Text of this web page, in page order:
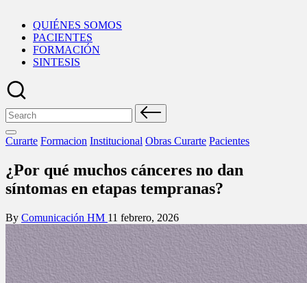
QUIÉNES SOMOS
PACIENTES
FORMACIÓN
SINTESIS
Search
for:
Posted
Curarte Formacion Institucional Obras Curarte Pacientes
¿Por qué muchos cánceres no dan
síntomas en etapas tempranas?
Posted
By Comunicación HM 11 febrero, 2026